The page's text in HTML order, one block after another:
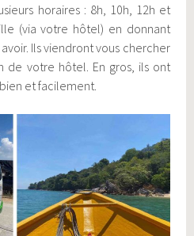
horaires : 8h, 10h, 12h et
(via votre hôtel) en donnant
Ils viendront vous chercher
de votre hôtel. En gros, ils ont
et facilement.